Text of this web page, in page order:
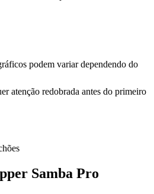
podem variar dependendo do
atenção redobrada antes do primeiro
Samba Pro